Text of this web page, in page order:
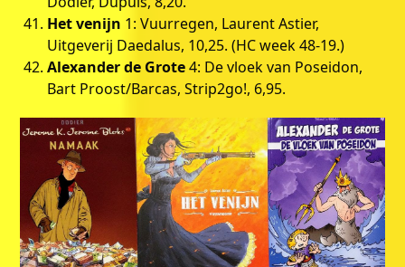
Het venijn 1: Vuurregen, Laurent Astier,
Uitgeverij Daedalus, 10,25. (HC week 48-19.)
Alexander de Grote4: De vloek van Poseidon,
Bart Proost/Barcas, Strip2go!, 6,95.